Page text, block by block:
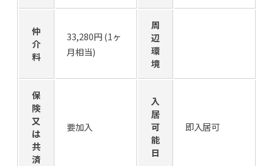
仲
介
料
33,280円 (1ヶ
月相当)
周
辺
環
境
保
険
又
は
共
済
要加入
入
居
可
能
日
即入居可